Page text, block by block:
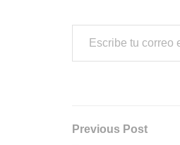
Escribe tu correo electrónico…
Previous Post